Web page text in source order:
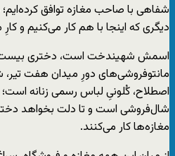
شفاهی با صاحب مغازه توافق
دیگری که اینجا با هم کار می‌کنیم و کارِ
اسمش شهیندخت است، دختری بیست
مانتوفروشی‌های دورِ میدان هفت
اصطلاح، کُلونیِ لباس رسمی زنانه
شال‌فروشی است و تا دلت بخواهد
مغازه‌ها کار می‌کنند.